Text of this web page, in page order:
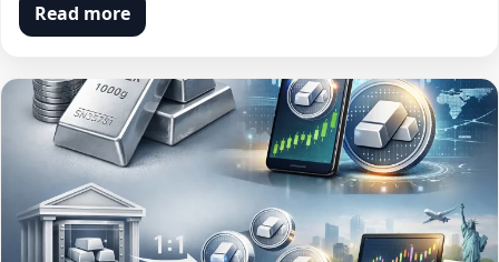
Read more